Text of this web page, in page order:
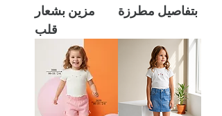
بتفاصيل مطرزة
مزين بشعار
قلب